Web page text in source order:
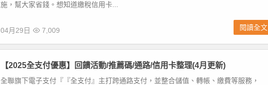
施，幫大家省錢。想知道繳稅信用卡...
04月29日 7,009 閱讀全文
【2025全支付優惠】回饋活動/推薦碼/通路/信用卡整理(4月更新)
全聯旗下電子支付『『全支付』主打跨通路支付，並整合儲值、轉帳、繳費等服務，